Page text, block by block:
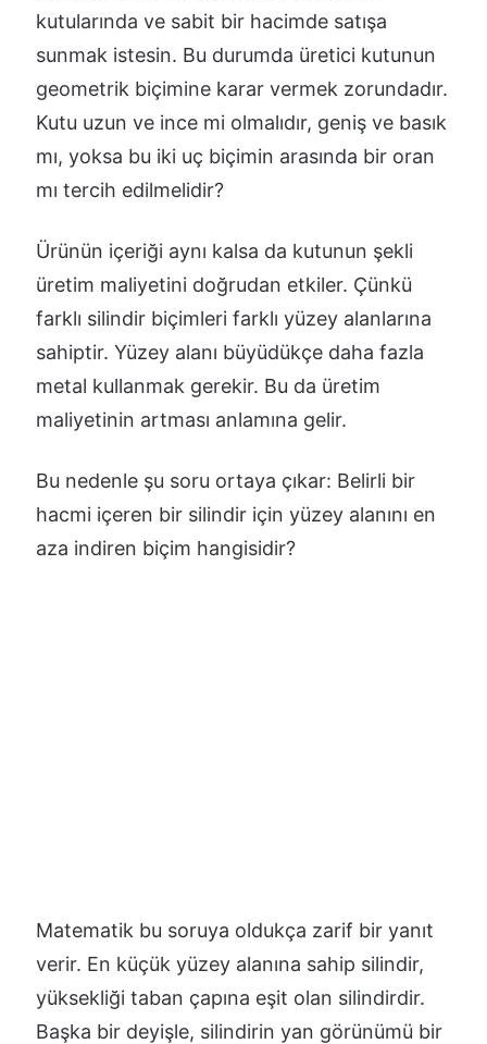
kutularında ve sabit bir hacimde satışa
sunmak istesin. Bu durumda üretici kutunun
geometrik biçimine karar vermek zorundadır.
Kutu uzun ve ince mi olmalıdır, geniş ve basık
mı, yoksa bu iki uç biçimin arasında bir oran
mı tercih edilmelidir?
Ürünün içeriği aynı kalsa da kutunun şekli
üretim maliyetini doğrudan etkiler. Çünkü
farklı silindir biçimleri farklı yüzey alanlarına
sahiptir. Yüzey alanı büyüdükçe daha fazla
metal kullanmak gerekir. Bu da üretim
maliyetinin artması anlamına gelir.
Bu nedenle şu soru ortaya çıkar: Belirli bir
hacmi içeren bir silindir için yüzey alanını en
aza indiren biçim hangisidir?
Matematik bu soruya oldukça zarif bir yanıt
verir. En küçük yüzey alanına sahip silindir,
yüksekliği taban çapına eşit olan silindirdir.
Başka bir deyişle, silindirin yan görünümü bir